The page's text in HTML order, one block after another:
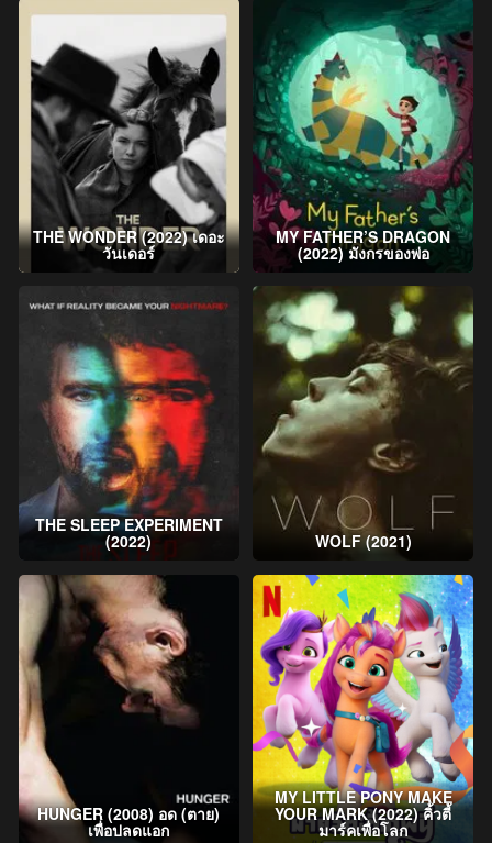
THE WONDER (2022) เดอะ
วันเดอร์
MY FATHER’S DRAGON
(2022) มังกรของพ่อ
THE SLEEP EXPERIMENT
(2022) WOLF (2021)
HUNGER (2008) อด (ตาย)
เพื่อปลดแอก
MY LITTLE PONY MAKE
YOUR MARK (2022) คิ้วตี้
มาร์คเพื่อโลก